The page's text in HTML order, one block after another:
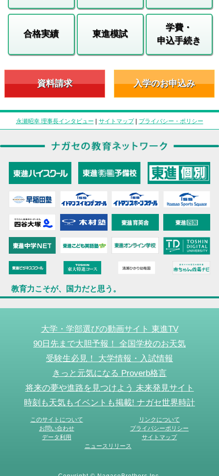
合格実績 東進模試
学費・
申込手続き
資料請求 入学のお申込み
永瀬昭幸 理事長インタビュー | サイトマップ| プライバシー・ポリシー
教育力こそが、国力だと思う。
大学・学部選びの動画サイト 東進TV
90日先まで大胆予報！ 全国学校のお天気
受験生必見！ 大学情報・入試情報
きっと元気になる Proverb格言
将来の夢や進路を見つけよう 未来発見サイト
時刻も天気もイベントも掲載! ナガセ世界時計
このサイトについて
リンクについて
お問い合わせ
プライバシーポリシー
データ利用
サイトマップ
ニュースリリース